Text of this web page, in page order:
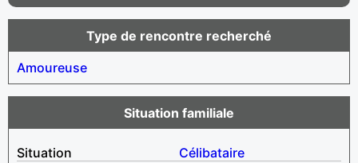
Type de rencontre recherché
Amoureuse
Situation familiale
Situation
Célibataire